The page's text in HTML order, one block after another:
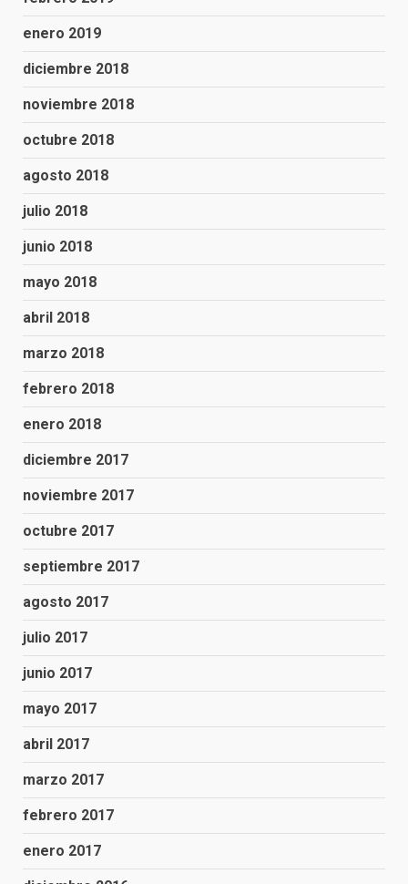
enero 2019
diciembre 2018
noviembre 2018
octubre 2018
agosto 2018
julio 2018
junio 2018
mayo 2018
abril 2018
marzo 2018
febrero 2018
enero 2018
diciembre 2017
noviembre 2017
octubre 2017
septiembre 2017
agosto 2017
julio 2017
junio 2017
mayo 2017
abril 2017
marzo 2017
febrero 2017
enero 2017